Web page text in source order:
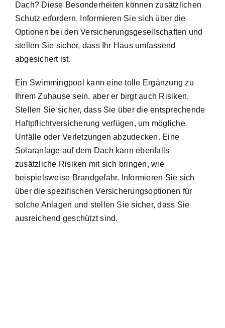
Dach? Diese Besonderheiten können zusätzlichen
Schutz erfordern. Informieren Sie sich über die
Optionen bei den Versicherungsgesellschaften und
stellen Sie sicher, dass Ihr Haus umfassend
abgesichert ist.
Ein Swimmingpool kann eine tolle Ergänzung zu
Ihrem Zuhause sein, aber er birgt auch Risiken.
Stellen Sie sicher, dass Sie über die entsprechende
Haftpflichtversicherung verfügen, um mögliche
Unfälle oder Verletzungen abzudecken. Eine
Solaranlage auf dem Dach kann ebenfalls
zusätzliche Risiken mit sich bringen, wie
beispielsweise Brandgefahr. Informieren Sie sich
über die spezifischen Versicherungsoptionen für
solche Anlagen und stellen Sie sicher, dass Sie
ausreichend geschützt sind.